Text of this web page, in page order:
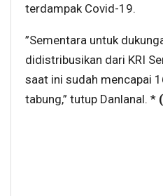
terdampak Covid-19.
”Sementara untuk
didistribusikan dari KRI
saat ini sudah mencapai
tabung,” tutup Danlanal. *